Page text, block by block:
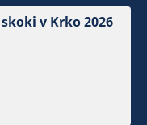
v Krko 2026